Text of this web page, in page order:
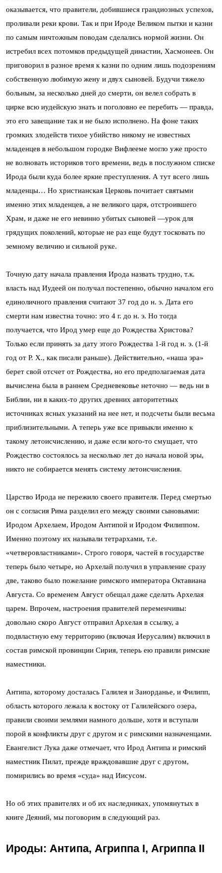
оказывается, что правители, добившиеся грандиозных успехов,
проливали реки крови. Так и при Ироде Великом пытки и казни
по самым ничтожным поводам сделались нормой жизни. Он
истребил всех потомков предыдущей династии, Хасмонеев. Он
приговорил в разное время к казни по одним лишь подозрениям
собственную любимую жену и двух сыновей. Будучи тяжело
больным, за несколько дней до смерти, он велел собрать в
цирке всю иудейскую знать и поголовно ее перебить — правда,
это его завещание так и не было исполнено. На фоне таких
громких злодейств тихое убийство никому не известных
младенцев в небольшом городке Вифлееме могло уже просто
не волновать историков того времени, ведь в послужном списке
Ирода были куда более яркие преступления. А тут всего лишь
младенцы… Но христианская Церковь почитает святыми
именно этих младенцев, а не великого царя, отстроившего
Храм, и даже не его невинно убитых сыновей —урок для
грядущих поколений, которые не раз еще будут тосковать по
земному величию и сильной руке.
Точную дату начала правления Ирода назвать трудно, т.к.
власть над Иудеей он получал постепенно, обычно началом его
единоличного правления считают 37 год до н. э. Дата его
смерти нам известна точно: это 4 г. до н. э. Но тогда
получается, что Ирод умер еще до Рождества Христова?
Только если принять за дату этого Рождества 1-й год н. э. (1-й
год от Р. Х., как писали раньше). Действительно, «наша эра»
берет свой отсчет от Рождества, но его предполагаемая дата
вычислена была в раннем Средневековье неточно — ведь ни в
Библии, ни в каких-то других древних авторитетных
источниках ясных указаний на нее нет, и подсчеты были весьма
приблизительными. А теперь уже все привыкли именно к
такому летоисчислению, и даже если кого-то смущает, что
Рождество состоялось за несколько лет до начала новой эры,
никто не собирается менять систему летоисчисления.
Царство Ирода не пережило своего правителя. Перед смертью
он с согласия Рима разделил его между своими сыновьями:
Иродом Архелаем, Иродом Антипой и Иродом Филиппом.
Именно поэтому их называли тетрархами, т.е.
«четверовластниками». Строго говоря, частей в государстве
теперь было четыре, но Архелай получил в управление сразу
две, таково было пожелание римского императора Октавиана
Августа. Со временем Август обещал даже сделать Архелая
царем. Впрочем, настроения правителей переменчивы:
довольно скоро Август отправил Архелая в ссылку, а
подвластную ему территорию (включая Иерусалим) включил в
состав римской провинции Сирия, теперь ею правили римские
наместники.
Антипа, которому досталась Галилея и Заиорданье, и Филипп,
область которого лежала к востоку от Галилейского озера,
правили своими землями намного дольше, хотя и вступали
порой в конфликты друг с другом и с римскими назначенцами.
Евангелист Лука даже отмечает, что Ирод Антипа и римский
наместник Пилат, прежде враждовавшие друг с другом,
помирились во время «суда» над Иисусом.
Но об этих правителях и об их наследниках, упомянутых в
книге Деяний, мы поговорим в следующий раз.
Ироды: Антипа, Агриппа I, Агриппа II